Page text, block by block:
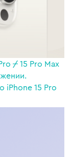
/15 Pro Max
iPhone 15 Pro